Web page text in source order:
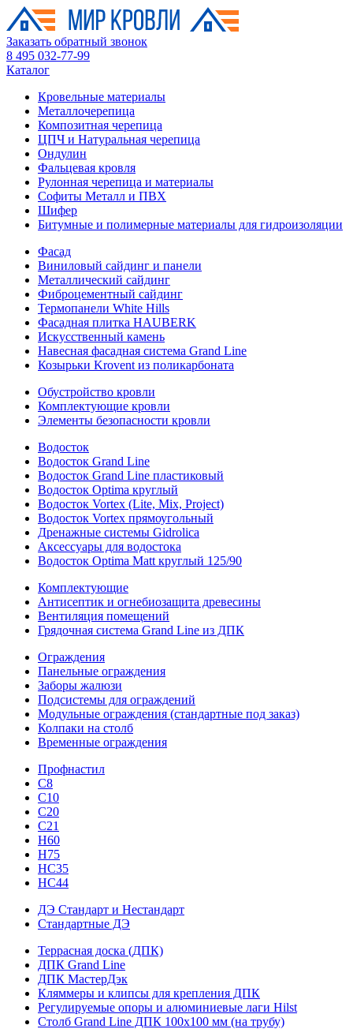
Заказать обратный звонок
8 495 032-77-99
Каталог
Кровельные материалы
Металлочерепица
Композитная черепица
ЦПЧ и Натуральная черепица
Ондулин
Фальцевая кровля
Рулонная черепица и материалы
Софиты Металл и ПВХ
Шифер
Битумные и полимерные материалы для гидроизоляции
Фасад
Виниловый сайдинг и панели
Металлический сайдинг
Фиброцементный сайдинг
Термопанели White Hills
Фасадная плитка HAUBERK
Искусственный камень
Навесная фасадная система Grand Line
Козырьки Krovent из поликарбоната
Обустройство кровли
Комплектующие кровли
Элементы безопасности кровли
Водосток
Водосток Grand Line
Водосток Grand Line пластиковый
Водосток Optima круглый
Водосток Vortex (Lite, Mix, Project)
Водосток Vortex прямоугольный
Дренажные системы Gidrolica
Аксессуары для водостока
Водосток Optima Matt круглый 125/90
Комплектующие
Антисептик и огнебиозащита древесины
Вентиляция помещений
Грядочная система Grand Line из ДПК
Ограждения
Панельные ограждения
Заборы жалюзи
Подсистемы для ограждений
Модульные ограждения (стандартные под заказ)
Колпаки на столб
Временные ограждения
Профнастил
С8
С10
С20
С21
H60
H75
HС35
НС44
ДЭ Стандарт и Нестандарт
Стандартные ДЭ
Террасная доска (ДПК)
ДПК Grand Line
ДПК МастерДэк
Кляммеры и клипсы для крепления ДПК
Регулируемые опоры и алюминиевые лаги Hilst
Столб Grand Line ДПК 100х100 мм (на трубу)